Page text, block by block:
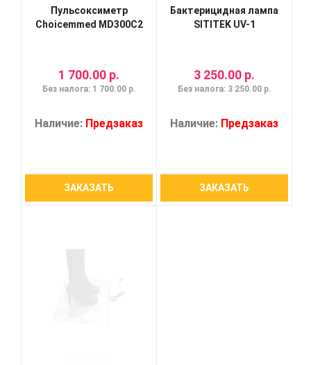
Пульсоксиметр
Choicemmed MD300C2
1 700.00 р.
Без налога: 1 700.00 р.
Наличие: Предзаказ
ЗАКАЗАТЬ
Бактерицидная лампа
SITITEK UV-1
3 250.00 р.
Без налога: 3 250.00 р.
Наличие: Предзаказ
ЗАКАЗАТЬ